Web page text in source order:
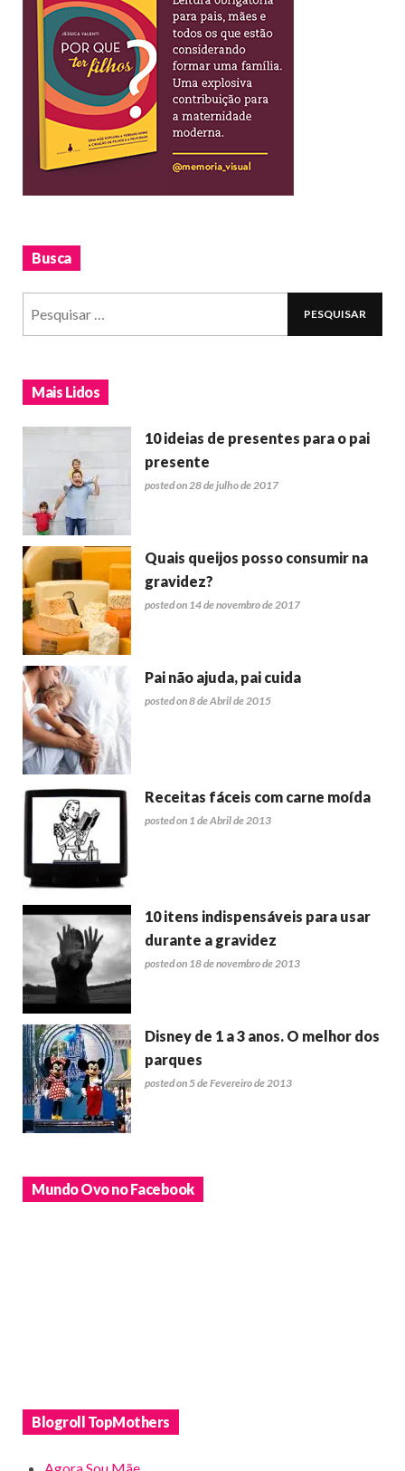
Busca
Mais Lidos
10 ideias de presentes para o pai
presente
posted on 28 de julho de 2017
Quais queijos posso consumir na
gravidez?
posted on 14 de novembro de 2017
Pai não ajuda, pai cuida
posted on 8 de Abril de 2015
Receitas fáceis com carne moída
posted on 1 de Abril de 2013
10 itens indispensáveis para usar
durante a gravidez
posted on 18 de novembro de 2013
Disney de 1 a 3 anos. O melhor dos
parques
posted on 5 de Fevereiro de 2013
Mundo Ovo no Facebook
Blogroll TopMothers